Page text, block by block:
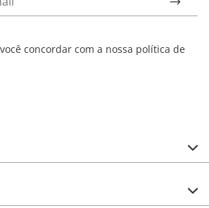
concordar com a nossa política de